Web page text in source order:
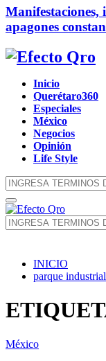
apagones
Facebook
Twitter
Instagram
Youtube
Whatsapp
Inicio
Querétaro360
Especiales
México
Negocios
Opinión
Life Style
Búsqueda
de:
Menú
Principal
Búsqueda
de:
INICIO
parque industrial
México